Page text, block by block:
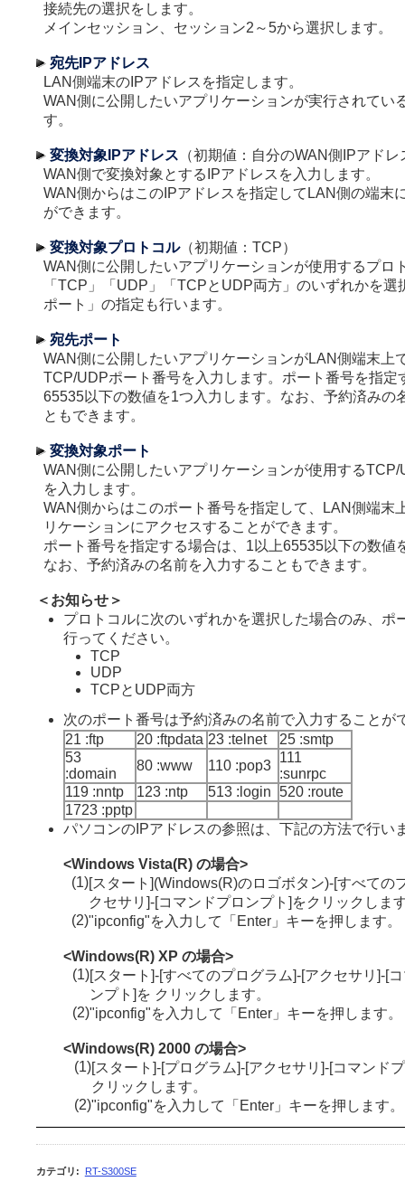
接続先の選択をします。
メインセッション、セッション2～5から選択します。
宛先IPアドレス
LAN側端末のIPアドレスを指定します。
WAN側に公開したいアプリケーションが実行されてい
す。
変換対象IPアドレス （初期値：自分のWAN側IPアドレ
WAN側で変換対象とするIPアドレスを入力します。
WAN側からはこのIPアドレスを指定してLAN側の端末
ができます。
変換対象プロトコル（初期値：TCP）
WAN側に公開したいアプリケーションが使用するプロ
「TCP」「UDP」「TCPとUDP両方」のいずれかを選
ポート」の指定も行います。
宛先ポート
WAN側に公開したいアプリケーションがLAN側端末上
TCP/UDPポート番号を入力します。ポート番号を指定
65535以下の数値を1つ入力します。なお、予約済みの
ともできます。
変換対象ポート
WAN側に公開したいアプリケーションが使用する
を入力します。
WAN側からはこのポート番号を指定して、LAN側端末
リケーションにアクセスすることができます。
ポート番号を指定する場合は、1以上65535以下の数値
なお、予約済みの名前を入力することもできます。
＜お知らせ＞
プロトコルに次のいずれかを選択した場合のみ、ポ
行ってください。
TCP
UDP
TCPとUDP両方
次のポート番号は予約済みの名前で入力することが
21 :ftp
20 :ftpdata 23 :telnet
25 :smtp
53
:domain
80 :www 110 :pop3
111
:sunrpc
119 :nntp
123 :ntp 513 :login 520 :route
1723 :pptp
パソコンのIPアドレスの参照は、下記の方法で行い
<Windows Vista(R) の場合>
(1) [スタート](Windows(R)のロゴボタン)-[すべての
クセサリ]-[コマンドプロンプト]をクリックしま
(2)"ipconfig"を入力して「Enter」キーを押します。
<Windows(R) XP の場合>
(1) [スタート]-[すべてのプログラム]-[アクセサリ]-[
ンプト]を クリックします。
(2)"ipconfig"を入力して「Enter」キーを押します。
<Windows(R) 2000 の場合>
(1) [スタート]-[プログラム]-[アクセサリ]-[コマンド
クリックします。
(2)"ipconfig"を入力して「Enter」キーを押します。
カテゴリ : RT-S300SE